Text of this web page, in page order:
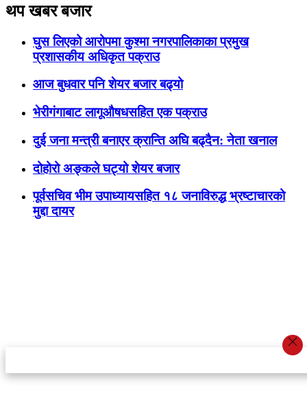
थप खबर बजार
घुस लिएको आरोपमा कुश्मा नगरपालिकाका प्रमुख
प्रशासकीय अधिकृत पक्राउ
आज बुधवार पनि शेयर बजार बढ्यो
भेरीगंगाबाट लागूऔषधसहित एक पक्राउ
दुई जना मन्त्री बनाएर क्रान्ति अघि बढ्दैन: नेता खनाल
दोहोरो अङ्कले घट्यो शेयर बजार
पूर्वसचिव भीम उपाध्यायसहित १८ जनाविरुद्ध भ्रष्टाचारको
मुद्दा दायर